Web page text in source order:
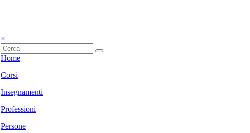
×
Home
Corsi
Insegnamenti
Professioni
Persone